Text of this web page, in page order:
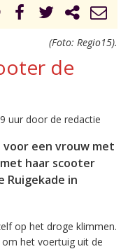
(Foto: Regio15).
de
uur door de redactie
voor een vrouw met
met haar scooter
Ruigekade in
op het droge klimmen.
het voertuig uit de